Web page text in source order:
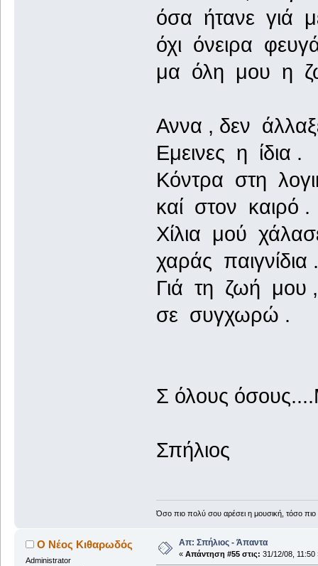
όσα ήτανε γιά
όχι όνειρα
μα όλη μου η
Αννα , δεν
Εμεινες η ίδια .
Κόντρα στη
καί στον καιρό .
Χίλια μού
χαράς παιγνίδια .
Γιά τη ζωή μου ,
σε συγχωρώ .
Σ όλους
Σπήλιος
Όσο πιο πολύ σου αρέσει η μουσική, τόσο
Ο Νέος Κιθαρωδός
Administrator
Απ: Σπήλιος - Άπαντα
« Απάντηση #55 στις: 31/12/08, 11:50